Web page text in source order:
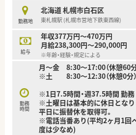
≪こんな方におススメ≫
■ワークライフバランスを大切にして
⇒平日は17:30までの勤務です。
■病院薬剤師のスキルを身に着けたい
⇒入院患者との関わり合いや混注業
ます。
勤務地
北海道 札幌市白石区
東札幌駅 (札幌市営地下鉄東西線)
給与
年収377万円～470万円
月給238,300円～290,000円
※年齢・経験・規定による
勤務
時間
月～金 8:30～17:00（休憩60分
※土 8:30～12:30（休憩0分）
※1日7.5時間・週37.5時間 勤務
※土曜日は基本的に休日となり
平日に振替休を取得可。
※電話当番あり(平均2ヶ月1回
度は少なめ)